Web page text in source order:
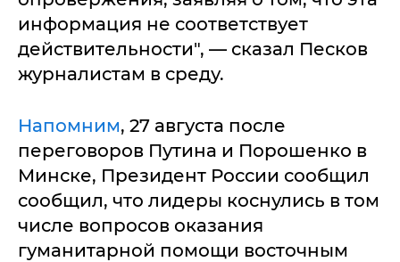
информация не соответствует
действительности", — сказал Песков
журналистам в среду.
Напомним, 27 августа после
переговоров Путина и Порошенко в
Минске, Президент России сообщил
сообщил, что лидеры коснулись в том
числе вопросов оказания
гуманитарной помощи восточным